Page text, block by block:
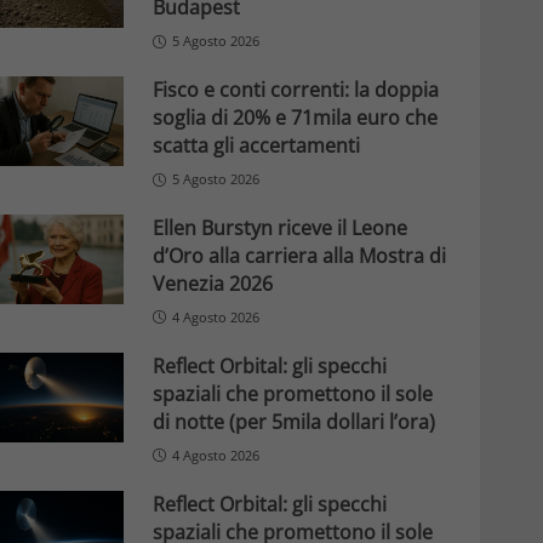
Budapest
5 Agosto 2026
Fisco e conti correnti: la doppia
soglia di 20% e 71mila euro che
scatta gli accertamenti
5 Agosto 2026
Ellen Burstyn riceve il Leone
d’Oro alla carriera alla Mostra di
Venezia 2026
4 Agosto 2026
Reflect Orbital: gli specchi
spaziali che promettono il sole
di notte (per 5mila dollari l’ora)
4 Agosto 2026
Reflect Orbital: gli specchi
spaziali che promettono il sole